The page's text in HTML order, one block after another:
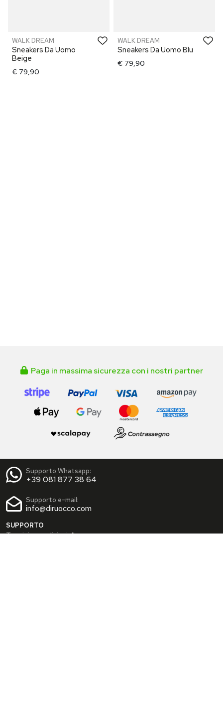
WALK DREAM
Sneakers Da Uomo
Beige
€ 79,90
WALK DREAM
Sneakers Da Uomo Blu
€ 79,90
Paga in massima sicurezza con i nostri partner
Supporto Whatsapp:
+39 081 877 38 64
Supporto e-mail:
info@diruocco.com
SUPPORTO
Termini e condizioni d'uso